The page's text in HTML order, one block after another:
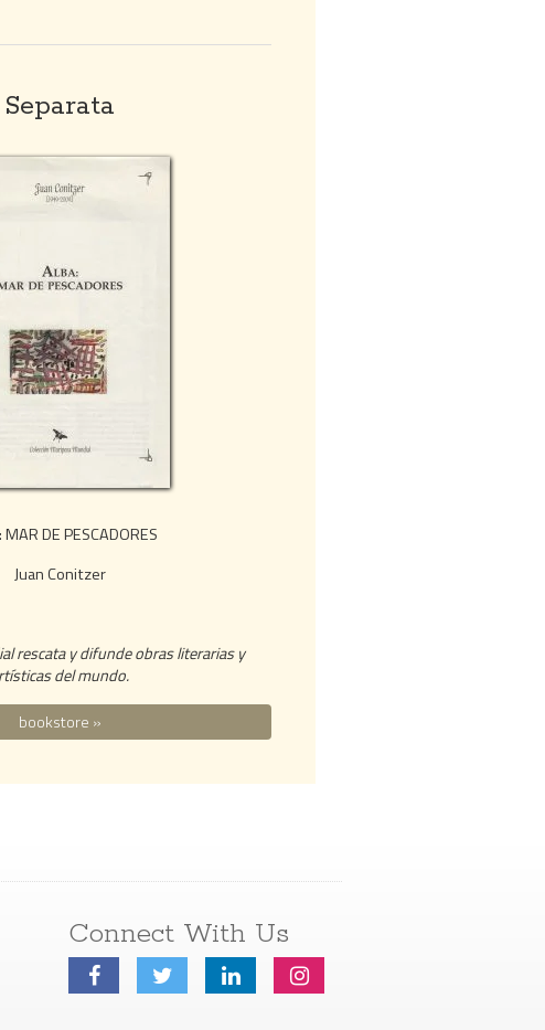
Separata
DE PESCADORES
Juan Conitzer
rescata y difunde obras literarias y
del mundo.
bookstore »
Connect With Us